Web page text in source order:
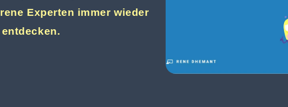
Experten immer wieder